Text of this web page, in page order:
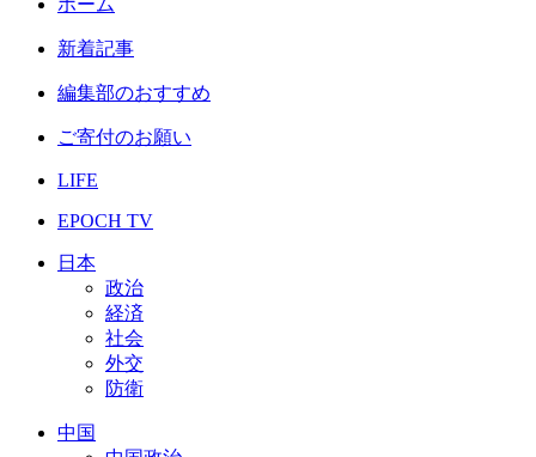
ホーム
新着記事
編集部のおすすめ
ご寄付のお願い
LIFE
EPOCH TV
日本
政治
経済
社会
外交
防衛
中国